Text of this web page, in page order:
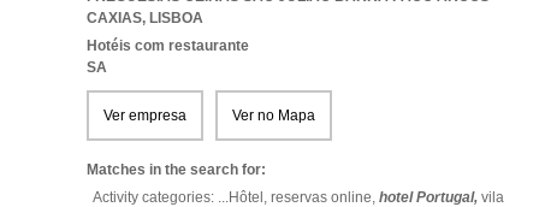
CAXIAS, LISBOA
Hotéis com restaurante
SA
Ver empresa Ver no Mapa
Matches in the search for:
Activity categories: ...Hôtel, reservas online, hotel Portugal, vila